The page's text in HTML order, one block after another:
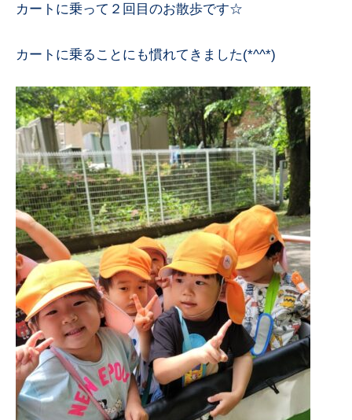
カートに乗って２回目のお散歩です☆
カートに乗ることにも慣れてきました(*^^*)